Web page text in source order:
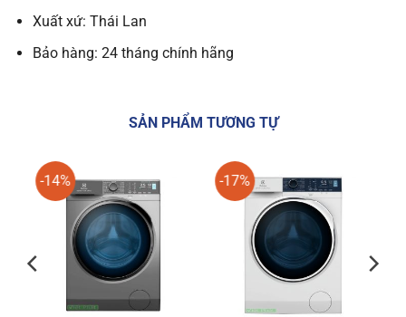
Xuất xứ: Thái Lan
Bảo hàng: 24 tháng chính hãng
SẢN PHẨM TƯƠNG TỰ
-14% -17%